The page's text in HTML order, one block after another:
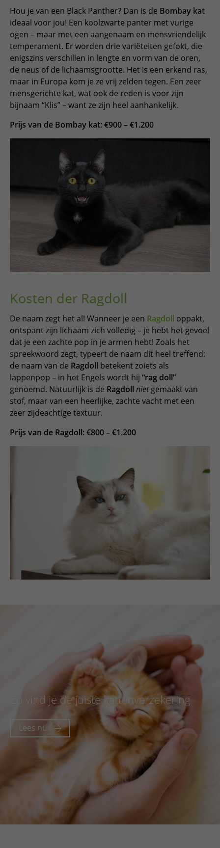
Hou je van een Black Panther? Dan is de Bombay kat
ideaal voor jou! Een koolzwarte panter met vurige
ogen – maar met een aangenaam en mensvriendelijk
temperament. Er worden drie variëteiten gefokt, die
enigszins verschillen in lengte en vorm van de oren,
de neus of de lichaamsgrootte. Het is een erkend ras,
maar in Europa kom je ze vrij zelden tegen. Een zeer
mensgerichte kat, wat ook de reden is voor zijn
bijnaam “Klis” – want ze zijn heel aanhankelijk.
Prijs van de Bombay kat: €900 – €1.200
Kosten der Ragdoll
De naam zegt het al! Wanneer je een Ragdoll oppakt,
ontspant zijn lichaam zich volledig – je hebt het gevoel
dat je een zachte pop in je armen hebt! Zoals het
spreekwoord zegt, typeert de naam dit heel treffend:
de naam van de Ragdoll betekent zoiets als
lappenpop – in het Engels wordt hij “rag doll”
genoemd. Natuurlijk is de Ragdoll nietgemaakt van
stof, maar van een heerlijke, zachte vacht met een
zeer zijdeachtige textuur.
Prijs van de Ragdoll: €800 – €1.200
Zo vind je de juiste kattenverzekering
Lees nu